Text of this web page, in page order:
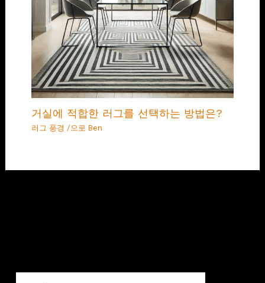
거실에 적합한 러그를 선택하는 방법은?
러그 풍경 /으로 Ben